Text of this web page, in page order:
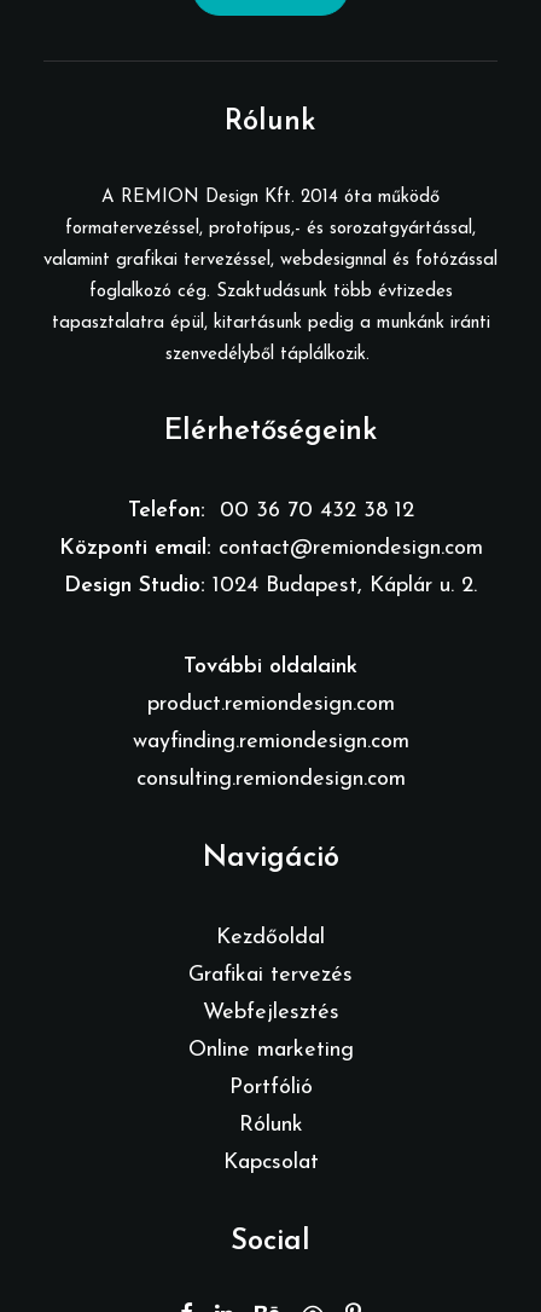
Rólunk
A REMION Design Kft. 2014 óta működő
formatervezéssel, prototípus,- és sorozatgyártással,
valamint grafikai tervezéssel, webdesignnal és fotózással
foglalkozó cég. Szaktudásunk több évtizedes
tapasztalatra épül, kitartásunk pedig a munkánk iránti
szenvedélyből táplálkozik.
Elérhetőségeink
Telefon:
00 36 70 432 38 12
Központi email: contact@remiondesign.com
Design Studio: 1024 Budapest, Káplár u. 2.
További oldalaink
product.remiondesign.com
wayfinding.remiondesign.com
consulting.remiondesign.com
Navigáció
Kezdőoldal
Grafikai tervezés
Webfejlesztés
Online marketing
Portfólió
Rólunk
Kapcsolat
Social